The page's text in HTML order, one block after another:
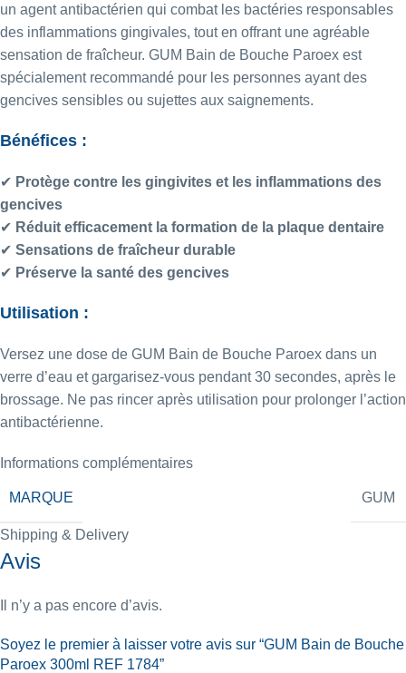
un agent antibactérien qui combat les bactéries responsables
des inflammations gingivales, tout en offrant une agréable
sensation de fraîcheur. GUM Bain de Bouche Paroex est
spécialement recommandé pour les personnes ayant des
gencives sensibles ou sujettes aux saignements.
Bénéfices :
✔ Protège contre les gingivites et les inflammations des
gencives
✔ Réduit efficacement la formation de la plaque dentaire
✔ Sensations de fraîcheur durable
✔ Préserve la santé des gencives
Utilisation :
Versez une dose de GUM Bain de Bouche Paroex dans un
verre d’eau et gargarisez-vous pendant 30 secondes, après le
brossage. Ne pas rincer après utilisation pour prolonger l’action
antibactérienne.
Informations complémentaires
MARQUE GUM
Shipping & Delivery
Avis
Il n’y a pas encore d’avis.
Soyez le premier à laisser votre avis sur “GUM Bain de Bouche
Paroex 300ml REF 1784”